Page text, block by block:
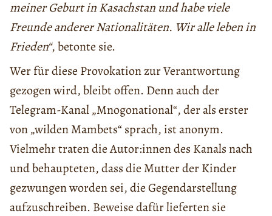
meiner Geburt in Kasachstan und habe viele
Freunde anderer Nationalitäten. Wir alle leben in
Frieden“, betonte sie.
Wer für diese Provokation zur Verantwortung
gezogen wird, bleibt offen. Denn auch der
Telegram-Kanal „Mnogonational“, der als erster
von „wilden Mambets“ sprach, ist anonym.
Vielmehr traten die Autor:innen des Kanals nach
und behaupteten, dass die Mutter der Kinder
gezwungen worden sei, die Gegendarstellung
aufzuschreiben. Beweise dafür lieferten sie